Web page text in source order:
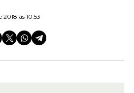
2018 às 10:53